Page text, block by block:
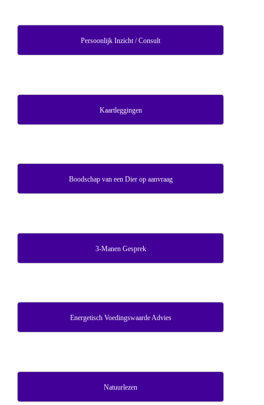
Persoonlijk Inzicht / Consult
Kaartleggingen
Boodschap van een Dier op aanvraag
3-Manen Gesprek
Energetisch Voedingswaarde Advies
Natuurlezen